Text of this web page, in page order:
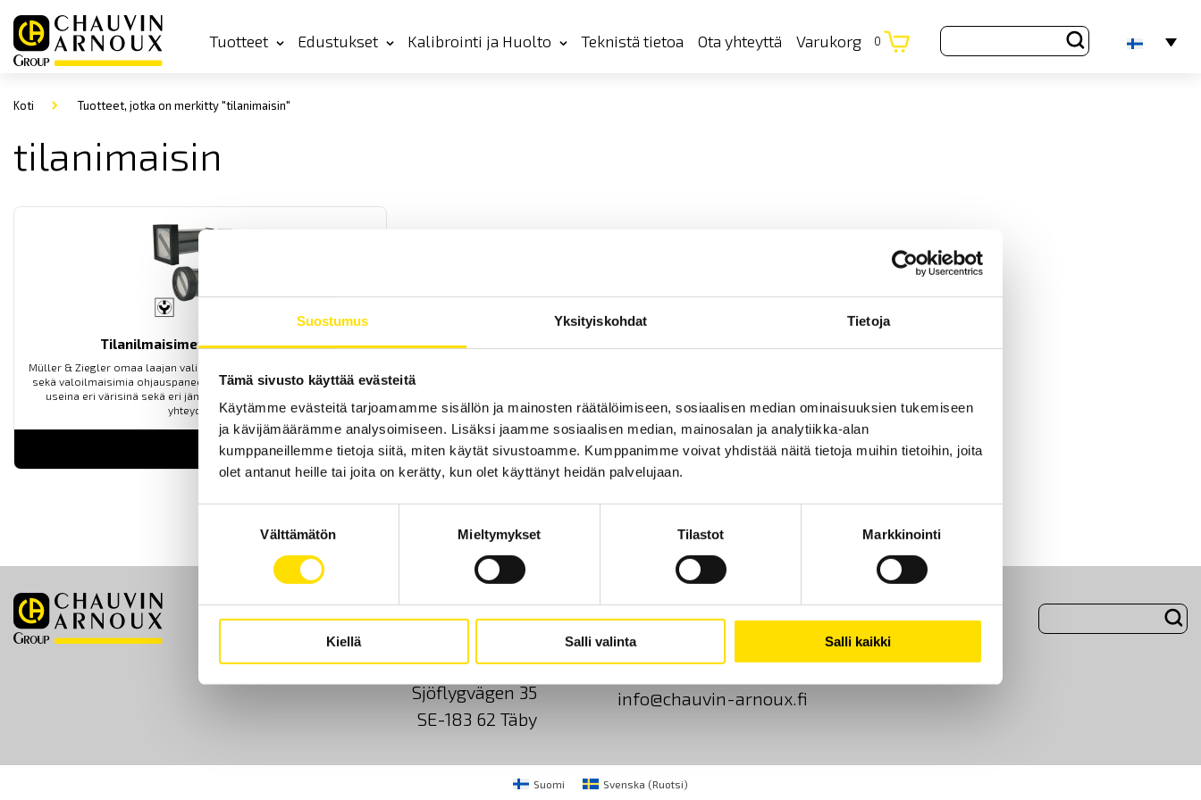
Suostumus Yksityiskohdat Tietoja
Tämä sivusto käyttää evästeitä
Käytämme evästeitä tarjoamamme sisällön ja mainosten räätälöimiseen, sosiaalisen median ominaisuuksien tukemiseen
ja kävijämäärämme analysoimiseen. Lisäksi jaamme sosiaalisen median, mainosalan ja analytiikka-alan
kumppaneillemme tietoja siitä, miten käytät sivustoamme. Kumppanimme voivat yhdistää näitä tietoja muihin tietoihin, joita
olet antanut heille tai joita on kerätty, kun olet käyttänyt heidän palvelujaan.
Välttämätön Mieltymykset Tilastot Markkinointi
Kiellä Salli valinta Salli kaikki
Tuotteet Edustukset Kalibrointi ja Huolto Teknistä tietoa Ota yhteyttä Varukorg 0
Koti Tuotteet, jotka on merkitty "tilanimaisin"
tilanimaisin
Tilanilmaisimet ja merkkivalot
Müller & Ziegler omaa laajan valikoiman digitaalisia tilanilmaisimia
sekä valoilmaisimia ohjauspaneeleille ja laitekaapeille. Saatavilla
useina eri värisinä sekä eri jännitteille (ilmoitettava tilauksen
yhteydessä).
LUE LISÄÄ
Etusivu Ota yhteyttä Tietoa meistä GDPR Evästeet
CA Mätsystem AB
Sjöflygvägen 35
SE-183 62 Täby
+46 8 50 52 68 00
info@chauvin-arnoux.fi
Suomi Svenska (Ruotsi)